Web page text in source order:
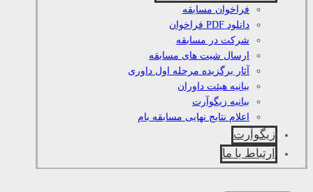
فراخوان مسابقه
دانلود PDF فراخوان
شرکت در مسابقه
ارسال شیت های مسابقه
آثار برگزیده مرحله اول داوری
بیانیه هیئت داوران
بیانیه زیگوآرت
اعلام نتایج نهایی مسابقه بام
زیگوآرت
ارتباط با ما